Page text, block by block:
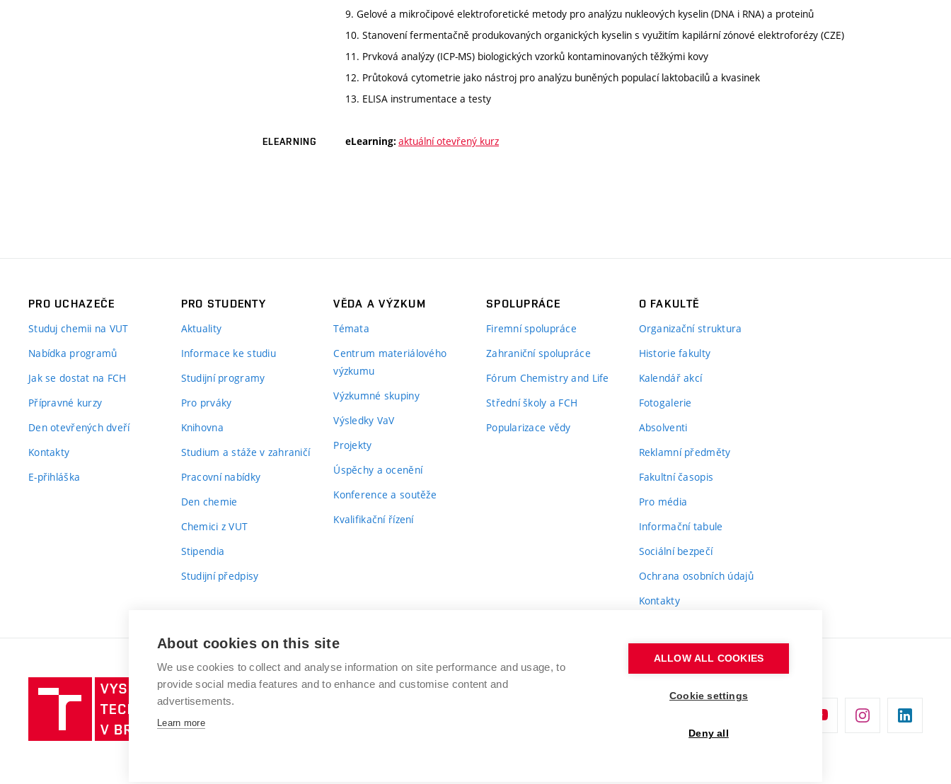
9. Gelové a mikročipové elektroforetické metody pro analýzu nukleových kyselin (DNA i RNA) a proteinů
10. Stanovení fermentačně produkovaných organických kyselin s využitím kapilární zónové elektroforézy (CZE)
11. Prvková analýzy (ICP-MS) biologických vzorků kontaminovaných těžkými kovy
12. Průtoková cytometrie jako nástroj pro analýzu buněných populací laktobacilů a kvasinek
13. ELISA instrumentace a testy
ELEARNING eLearning: aktuální otevřený kurz
PRO UCHAZEČE
Studuj chemii na VUT
Nabídka programů
Jak se dostat na FCH
Přípravné kurzy
Den otevřených dveří
Kontakty
E-přihláška
PRO STUDENTY
Aktuality
Informace ke studiu
Studijní programy
Pro prváky
Knihovna
Studium a stáže v zahraničí
Pracovní nabídky
Den chemie
Chemici z VUT
Stipendia
Studijní předpisy
VĚDA A VÝZKUM
Témata
Centrum materiálového
výzkumu
Výzkumné skupiny
Výsledky VaV
Projekty
Úspěchy a ocenění
Konference a soutěže
Kvalifikační řízení
SPOLUPRÁCE
Firemní spolupráce
Zahraniční spolupráce
Fórum Chemistry and Life
Střední školy a FCH
Popularizace vědy
O FAKULTĚ
Organizační struktura
Historie fakulty
Kalendář akcí
Fotogalerie
Absolventi
Reklamní předměty
Fakultní časopis
Pro média
Informační tabule
Sociální bezpečí
Ochrana osobních údajů
Kontakty
Vysoké
učení
VYSOKÉ UČENÍ TECHNICKÉ V BRNĚ
About cookies on this site
We use cookies to collect and analyse information on site performance and usage, to
provide social media features and to enhance and customise content and
advertisements.
Learn more
ALLOW ALL COOKIES
Cookie settings
Deny all